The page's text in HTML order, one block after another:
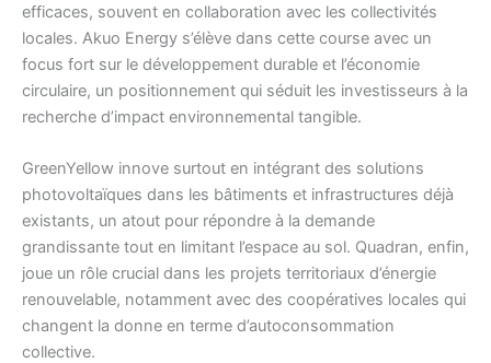
efficaces, souvent en collaboration avec les collectivités
locales. Akuo Energy s’élève dans cette course avec un
focus fort sur le développement durable et l’économie
circulaire, un positionnement qui séduit les investisseurs à la
recherche d’impact environnemental tangible.
GreenYellow innove surtout en intégrant des solutions
photovoltaïques dans les bâtiments et infrastructures déjà
existants, un atout pour répondre à la demande
grandissante tout en limitant l’espace au sol. Quadran, enfin,
joue un rôle crucial dans les projets territoriaux d’énergie
renouvelable, notamment avec des coopératives locales qui
changent la donne en terme d’autoconsommation
collective.